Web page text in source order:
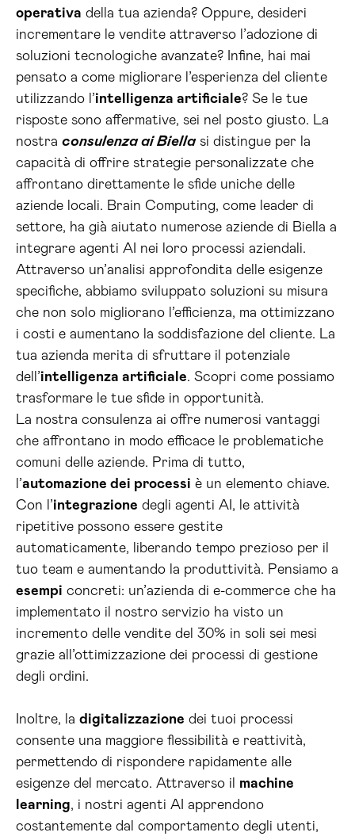
operativa della tua azienda? Oppure, desideri
incrementare le vendite attraverso l’adozione di
soluzioni tecnologiche avanzate? Infine, hai mai
pensato a come migliorare l’esperienza del cliente
utilizzando l’intelligenza artificiale? Se le tue
risposte sono affermative, sei nel posto giusto. La
nostra consulenza ai Biellasi distingue per la
capacità di offrire strategie personalizzate che
affrontano direttamente le sfide uniche delle
aziende locali. Brain Computing, come leader di
settore, ha già aiutato numerose aziende di Biella a
integrare agenti AI nei loro processi aziendali.
Attraverso un’analisi approfondita delle esigenze
specifiche, abbiamo sviluppato soluzioni su misura
che non solo migliorano l’efficienza, ma ottimizzano
i costi e aumentano la soddisfazione del cliente. La
tua azienda merita di sfruttare il potenziale
dell’intelligenza artificiale. Scopri come possiamo
trasformare le tue sfide in opportunità.
La nostra consulenza ai offre numerosi vantaggi
che affrontano in modo efficace le problematiche
comuni delle aziende. Prima di tutto,
l’automazione dei processi è un elemento chiave.
Con l’integrazione degli agenti AI, le attività
ripetitive possono essere gestite
automaticamente, liberando tempo prezioso per il
tuo team e aumentando la produttività. Pensiamo a
esempi concreti: un’azienda di e-commerce che ha
implementato il nostro servizio ha visto un
incremento delle vendite del 30% in soli sei mesi
grazie all’ottimizzazione dei processi di gestione
degli ordini.
Inoltre, la digitalizzazione dei tuoi processi
consente una maggiore flessibilità e reattività,
permettendo di rispondere rapidamente alle
esigenze del mercato. Attraverso il machine
learning, i nostri agenti AI apprendono
costantemente dal comportamento degli utenti,